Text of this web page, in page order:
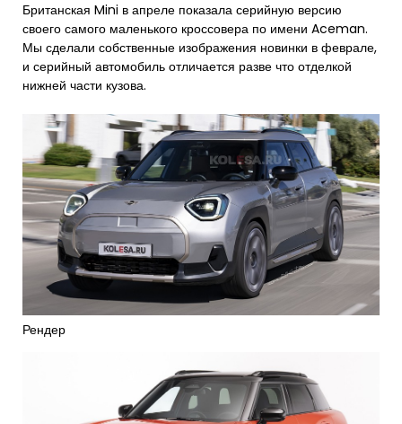
Британская Mini в апреле показала серийную версию
своего самого маленького кроссовера по имени Aceman.
Мы сделали собственные изображения новинки в феврале,
и серийный автомобиль отличается разве что отделкой
нижней части кузова.
Рендер